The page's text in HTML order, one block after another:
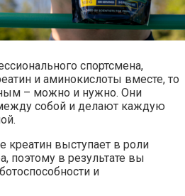
спортсмена,
и аминокислоты вместе, то
– можно и нужно. Они
собой и делают каждую
креатин выступает в роли
поэтому в результате вы
и